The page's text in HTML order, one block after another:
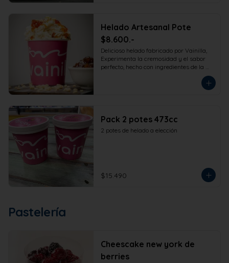
Helado Artesanal Pote
$8.600.-
Delicioso helado fabricado por Vainilla,
Experimenta la cremosidad y el sabor
perfecto, hecho con ingredientes de la
más alta calidad para que disfrutes en
Pack 2 potes 473cc
2 potes de helado a elección
$15.490
Pastelería
Cheescake new york de
berries